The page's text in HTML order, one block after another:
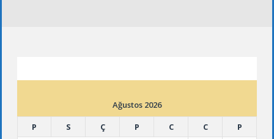
Ağustos 2026
P
S Ç P C C
P